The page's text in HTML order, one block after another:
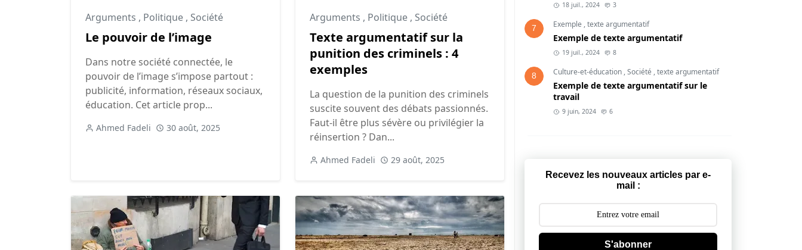
Arguments , Politique , Société
Le pouvoir de l’image
Dans notre société connectée, le
pouvoir de l’image s’impose partout :
publicité, information, réseaux sociaux,
éducation. Cet article prop...
Ahmed Fadeli 30 août, 2025
Arguments , Politique , Société
Texte argumentatif sur la
punition des criminels : 4
exemples
La question de la punition des criminels
suscite souvent des débats passionnés.
Faut-il être plus sévère ou privilégier la
réinsertion ? Dan...
Ahmed Fadeli 29 août, 2025
18 juil., 2024 3
7 Exemple ,texte argumentatif
Exemple de texte argumentatif
19 juil., 2024 8
8 Culture-et-éducation,Société ,texte argumentatif
Exemple de texte argumentatif sur le
travail
9 juin, 2024 6
Recevez les nouveaux articles par e-
mail :
S'abonner